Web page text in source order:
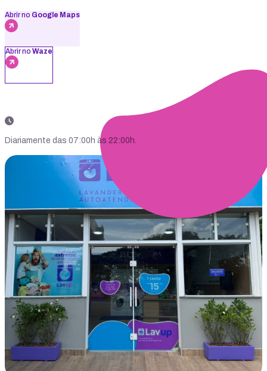
Abrir no Google Maps
Abrir no Waze
Diariamente das 07:00h às 22:00h.